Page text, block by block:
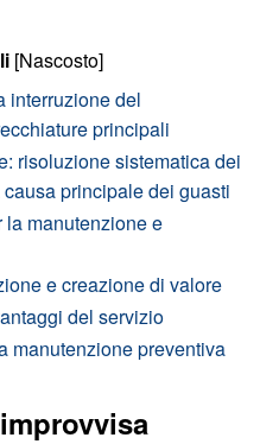
[Nascosto]
interruzione del
principali
risoluzione sistematica dei
principale dei guasti
manutenzione e
e creazione di valore
del servizio
manutenzione preventiva